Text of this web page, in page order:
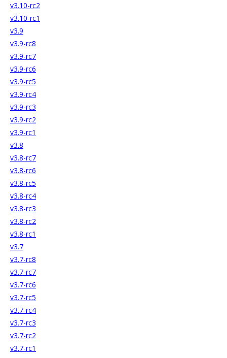
v3.10-rc2
v3.10-rc1
v3.9
v3.9-rc8
v3.9-rc7
v3.9-rc6
v3.9-rc5
v3.9-rc4
v3.9-rc3
v3.9-rc2
v3.9-rc1
v3.8
v3.8-rc7
v3.8-rc6
v3.8-rc5
v3.8-rc4
v3.8-rc3
v3.8-rc2
v3.8-rc1
v3.7
v3.7-rc8
v3.7-rc7
v3.7-rc6
v3.7-rc5
v3.7-rc4
v3.7-rc3
v3.7-rc2
v3.7-rc1